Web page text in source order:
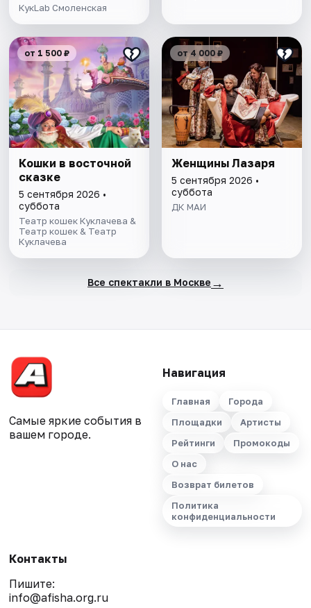
КукLab Смоленская
от 1 500 ₽
Кошки в восточной
сказке
5 сентября 2026 •
суббота
Театр кошек Куклачева &
Театр кошек & Театр
Куклачева
от 4 000 ₽
Женщины Лазаря
5 сентября 2026 •
суббота
ДК МАИ
Все спектакли в Москве →
Самые яркие события в
вашем городе.
Навигация
Главная
Города
Площадки
Артисты
Рейтинги
Промокоды
О нас
Возврат билетов
Политика
конфиденциальности
Контакты
Пишите:
info@afisha.org.ru